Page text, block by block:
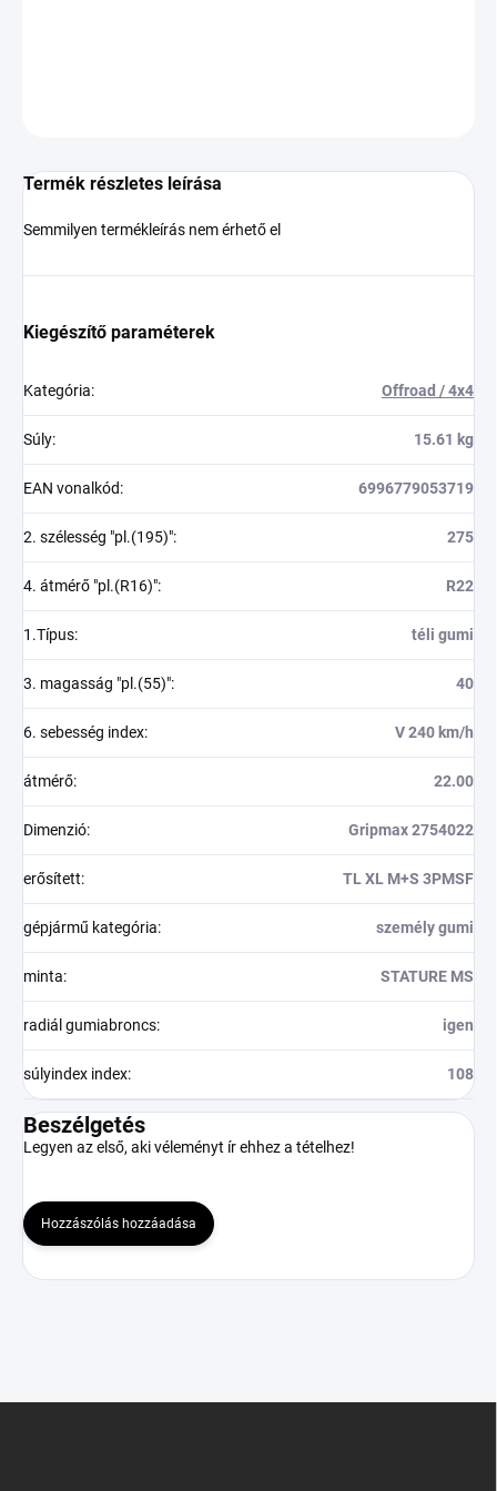
Termék részletes leírása
Semmilyen termékleírás nem érhető el
Kiegészítő paraméterek
Kategória: Offroad / 4x4
Súly: 15.61 kg
EAN vonalkód: 6996779053719
2. szélesség "pl.(195)": 275
4. átmérő "pl.(R16)": R22
1.Típus: téli gumi
3. magasság "pl.(55)": 40
6. sebesség index: V 240 km/h
átmérő: 22.00
Dimenzió: Gripmax 2754022
erősített: TL XL M+S 3PMSF
gépjármű kategória: személy gumi
minta: STATURE MS
radiál gumiabroncs: igen
súlyindex index: 108
Beszélgetés
Legyen az első, aki véleményt ír ehhez a tételhez!
Hozzászólás hozzáadása